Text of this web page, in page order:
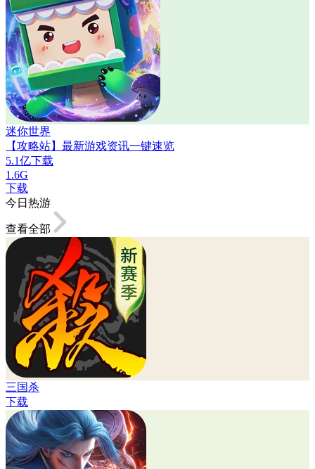
迷你世界
【攻略站】最新游戏资讯一键速览
5.1亿下载
1.6G
下载
今日热游
查看全部
三国杀
下载